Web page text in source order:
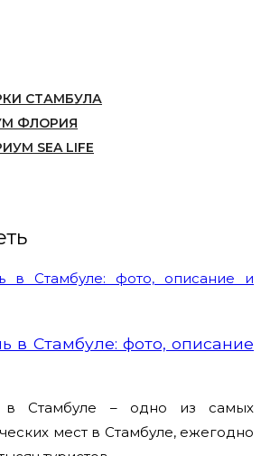
СТАМБУЛА
ФЛОРИЯ
SEA LIFE
в Стамбуле: фото, описание
в Стамбуле – одно из самых
мест в Стамбуле, ежегодно